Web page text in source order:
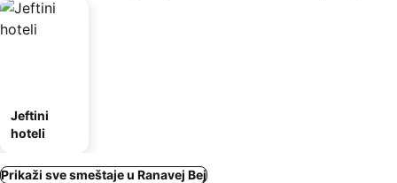
Jeftini
hoteli
Prikaži sve smeštaje u Ranavej Bej